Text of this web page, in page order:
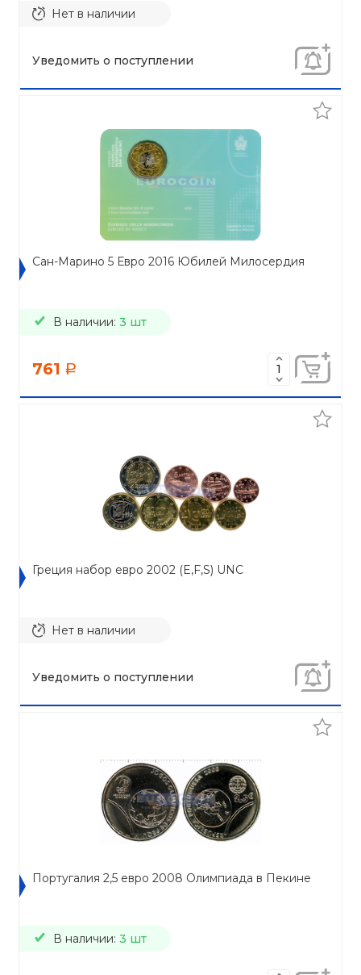
Нет в наличии
Уведомить о поступлении
Сан-Марино 5 Евро 2016 Юбилей Милосердия
В наличии: 3 шт
761 a
Греция набор евро 2002 (E,F,S) UNC
Нет в наличии
Уведомить о поступлении
Португалия 2,5 евро 2008 Олимпиада в Пекине
В наличии: 3 шт